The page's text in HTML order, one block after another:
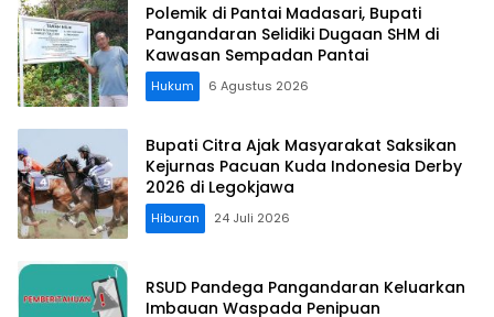
Polemik di Pantai Madasari, Bupati
Pangandaran Selidiki Dugaan SHM di
Kawasan Sempadan Pantai
Hukum 6 Agustus 2026
Bupati Citra Ajak Masyarakat Saksikan
Kejurnas Pacuan Kuda Indonesia Derby
2026 di Legokjawa
Hiburan 24 Juli 2026
RSUD Pandega Pangandaran Keluarkan
Imbauan Waspada Penipuan